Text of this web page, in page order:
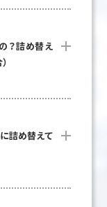
？詰め替え
詰め替えて